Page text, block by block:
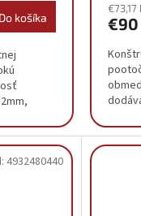
Do košíka
€73,17
€90
4932480440